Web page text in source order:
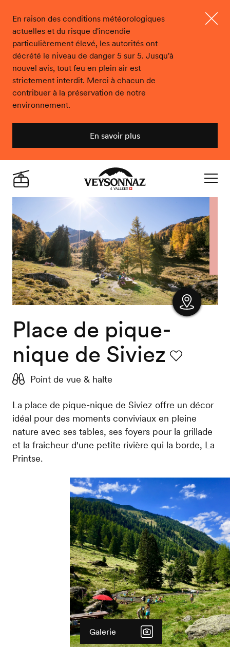
En raison des conditions météorologiques
actuelles et du risque d'incendie
particulièrement élevé, les autorités ont
décrété le niveau de danger 5 sur 5. Jusqu'à
nouvel avis, tout feu en plein air est
strictement interdit. Merci à chacun de
contribuer à la préservation de notre
environnement.
En savoir plus
Veysonnaz
Live
Place de pique-
nique de Siviez
Point de vue & halte
La place de pique-nique de Siviez offre un décor
idéal pour des moments conviviaux en pleine
nature avec ses tables, ses foyers pour la grillade
et la fraicheur d'une petite rivière qui la borde, La
Printse.
Galerie